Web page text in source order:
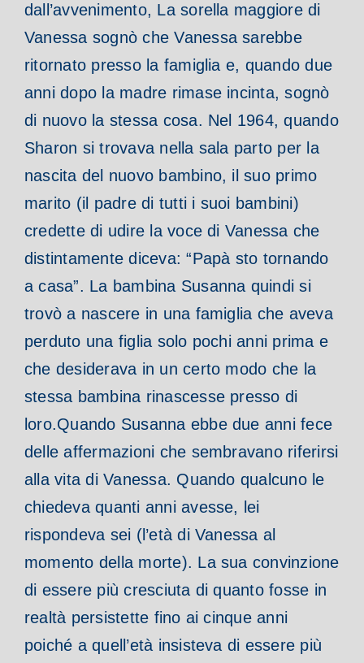
dall’avvenimento, La sorella maggiore di
Vanessa sognò che Vanessa sarebbe
ritornato presso la famiglia e, quando due
anni dopo la madre rimase incinta, sognò
di nuovo la stessa cosa. Nel 1964, quando
Sharon si trovava nella sala parto per la
nascita del nuovo bambino, il suo primo
marito (il padre di tutti i suoi bambini)
credette di udire la voce di Vanessa che
distintamente diceva: “Papà sto tornando
a casa”. La bambina Susanna quindi si
trovò a nascere in una famiglia che aveva
perduto una figlia solo pochi anni prima e
che desiderava in un certo modo che la
stessa bambina rinascesse presso di
loro.Quando Susanna ebbe due anni fece
delle affermazioni che sembravano riferirsi
alla vita di Vanessa. Quando qualcuno le
chiedeva quanti anni avesse, lei
rispondeva sei (l’età di Vanessa al
momento della morte). La sua convinzione
di essere più cresciuta di quanto fosse in
realtà persistette fino ai cinque anni
poiché a quell’età insisteva di essere più